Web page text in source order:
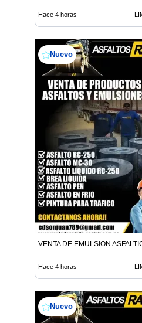
Hace 4 horas
Nuevo
VENTA DE EMULSION
Hace 4 horas
Nuevo